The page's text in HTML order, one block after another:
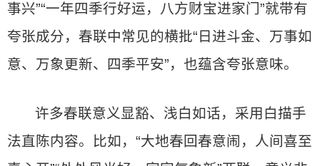
事兴”“一年四季行好运，八方财宝进家门”就带有
夸张成分，春联中常见的横批“日进斗金、万事如
意、万象更新、四季平安”，也蕴含夸张意味。
许多春联意义显豁、浅白如话，采用白描手
法直陈内容。比如，“大地春回春意闹，人间喜至